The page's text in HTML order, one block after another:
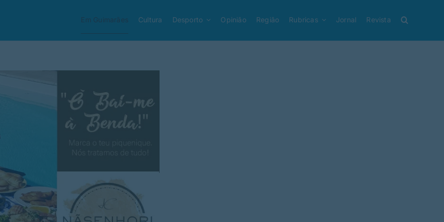
Em Guimarães Cultura Desporto Opinião Região Rubricas Jornal Revista